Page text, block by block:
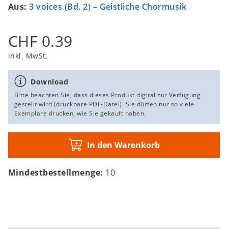
Aus:3 voices (Bd. 2) – Geistliche Chormusik
CHF 0.39
inkl. MwSt.
Download
Bitte beachten Sie, dass dieses Produkt digital zur Verfügung
gestellt wird (druckbare PDF-Datei). Sie dürfen nur so viele
Exemplare drucken, wie Sie gekauft haben.
In den Warenkorb
Mindestbestellmenge: 10